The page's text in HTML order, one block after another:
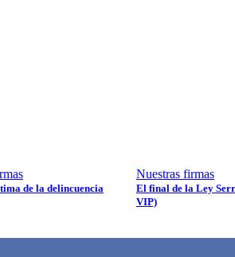
de la delincuencia
Nuestras firmas
El final de la Ley
VIP)